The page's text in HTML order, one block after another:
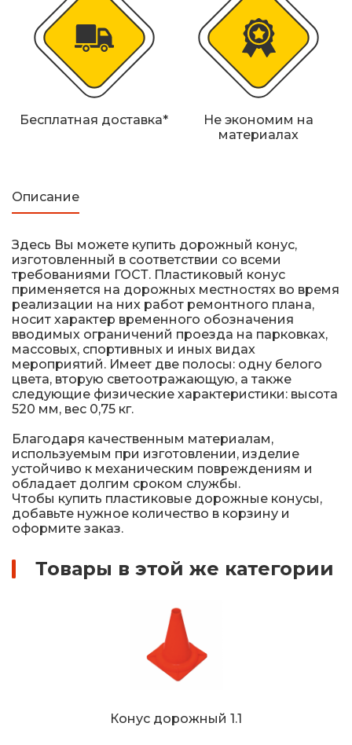
Железнодорожные путевые знаки
Прочее
Бесплатная доставка*
Не экономим на
материалах
Описание
Здесь Вы можете купить дорожный конус,
изготовленный в соответствии со всеми
требованиями ГОСТ. Пластиковый конус
применяется на дорожных местностях во время
реализации на них работ ремонтного плана,
носит характер временного обозначения
вводимых ограничений проезда на парковках,
массовых, спортивных и иных видах
мероприятий. Имеет две полосы: одну белого
цвета, вторую светоотражающую, а также
следующие физические характеристики: высота
520 мм, вес 0,75 кг.
Благодаря качественным материалам,
используемым при изготовлении, изделие
устойчиво к механическим повреждениям и
обладает долгим сроком службы.
Чтобы купить пластиковые дорожные конусы,
добавьте нужное количество в корзину и
оформите заказ.
Товары в этой же категории
Конус дорожный 1.1